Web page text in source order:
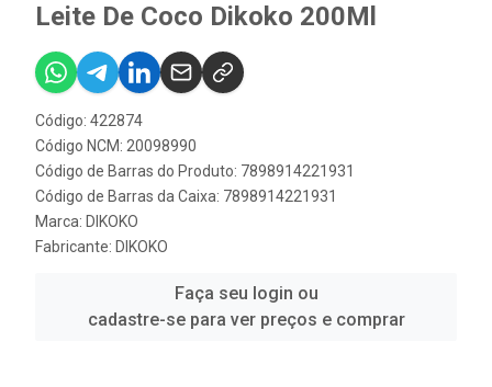
Leite De Coco Dikoko 200Ml
Código: 422874
Código NCM: 20098990
Código de Barras do Produto: 7898914221931
Código de Barras da Caixa: 7898914221931
Marca: DIKOKO
Fabricante: DIKOKO
Faça seu login ou
cadastre-se para ver preços e comprar